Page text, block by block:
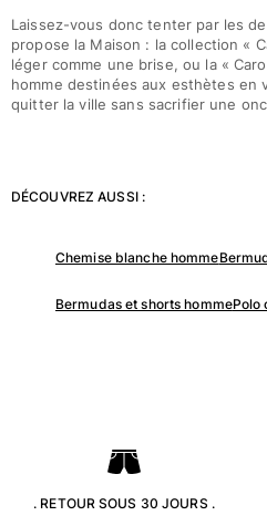
Laissez-vous donc tenter par les
propose la Maison : la collection «
léger comme une brise, ou la «
homme destinées aux esthètes en
quitter la ville sans sacrifier une
DÉCOUVREZ AUSSI :
Chemise blanche homme
Bermudas et shorts hommePolo
. RETOUR SOUS 30 JOURS .